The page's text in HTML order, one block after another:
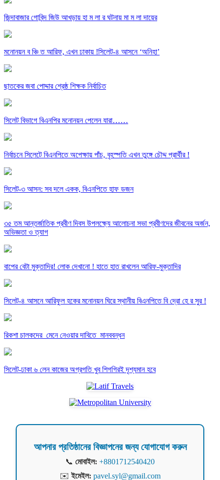
জিন্দাবাজার গোবিন্দ জিউ আখড়ায় হা ম লা র ঘটনায় মা ম লা দায়ের
মনোনয়ন ব ঞ্চি ত আরিফ, এখন ঢাকায় !সিলেট-৪ আসনে ‘অনিহা’
ছাতকের জবা পোদ্দার শ্রেষ্ঠ শিক্ষক নির্বাচিত
সিলেট বিভাগে বিএনপির মনোনয়ন পেলেন যারা……
নির্বাচনে সিলেটে বিএনপিতে অপেক্ষায় পাঁচ, বৃহস্পতি এখন তুঙ্গে চৌদ্দ প্রার্থীর !
সিলেট-৩ আসন: সব দলে একক, বিএনপিতে হাফ ডজন
৩৫ তম আন্তর্জাতিক প্রবীণ দিবস উপলক্ষ্যে আলোচনা সভা প্রবীণদের জীবনের অর্জন,
অভিজ্ঞতা ও ত্যাগ
বাপের বেটা মুক্তাদির! লোক দেখানো ! হাতে হাত রাখলেন আরিফ-মুক্তাদির
সিলেট-৪ আসনে আরিফুল হকের মনোনয়ন ঘিরে স্থানীয় বিএনপিতে বি দ্রো হে র সুর !
রিকশা চালকদের মেনে নেওয়ার দাবিতে মানববন্ধন
সিলেট-ঢাকা ৬ লেন কাজের অগ্রগতি খুব শিগগিরই দৃশ্যমান হবে
আপনার প্রতিষ্ঠানের বিজ্ঞাপনের জন্য যোগাযোগ করুন
📞 মোবাইল: +8801712540420
✉️ইমেইল: pavel.syl@gmail.com